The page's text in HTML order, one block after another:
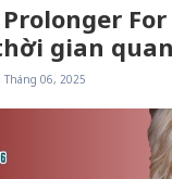
Prolonger
gian
Tháng 06, 2025